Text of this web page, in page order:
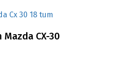
Cx 30 18 tum
CX-30